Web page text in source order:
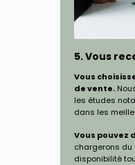
5. Vous
Vous
de vente.
les études
dans les
Vous pouvez
chargerons du
disponibilité